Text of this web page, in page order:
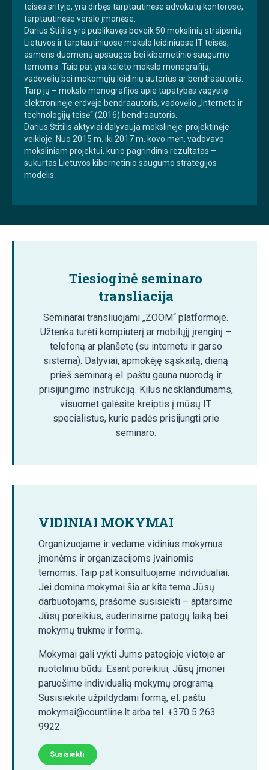
teisės srityje, yra dirbęs tarptautinėse advokatų kontorose,
tarptautinėse verslo įmonėse.
Darius Štitilis yra publikavęs beveik 50 mokslinių straipsnių
Lietuvos ir tarptautiniuose mokslo leidiniuose IT teisės,
asmens duomenų apsaugos bei kibernetinio saugumo
temomis. Taip pat yra keleto mokslo monografijų,
vadovėlių bei mokomųjų leidinių autorius ar bendraautoris.
Tarp jų – mokslo monografijos apie tapatybės vagystę
elektroninėje erdvėje bendraautoris, vadovėlio „Interneto ir
technologijų teisė“ (2016) bendraautoris.
Darius Štitilis aktyviai dalyvauja mokslinėje-projektinėje
veikloje. Nuo 2015 m. iki 2017 m. kovo mėn. vadovavo
moksliniam projektui, kurio pagrindinis rezultatas –
sukurtas Lietuvos kibernetinio saugumo strategijos
modelis.
Tiesioginė seminaro
transliacija
Seminarai transliuojami „ZOOM“ platformoje.
Užtenka turėti kompiuterį ar mobilųjį įrenginį –
telefoną ar planšetę (su internetu ir garso
sistema). Dalyviai, apmokėję sąskaitą, dieną
prieš seminarą el. paštu gauna nuorodą ir
prisijungimo instrukciją. Kilus nesklandumams,
visuomet galėsite kreiptis į mūsų IT
specialistus, kurie padės prisijungti prie
seminaro.
VIDINIAI MOKYMAI
Organizuojame ir vedame vidinius mokymus
įmonėms ir organizacijoms įvairiomis
temomis. Taip pat konsultuojame individualiai.
Jei domina mokymai šia ar kita tema Jūsų
darbuotojams, prašome susisiekti – aptarsime
Jūsų poreikius, suderinsime patogų laiką bei
mokymų trukmę ir formą.
Mokymai gali vykti Jums patogioje vietoje ar
nuotoliniu būdu. Esant poreikiui, Jūsų įmonei
paruošime individualią mokymų programą.
Susisiekite užpildydami formą, el. paštu
mokymai@countline.lt arba tel. +370 5 263
9922.
Susisiekti